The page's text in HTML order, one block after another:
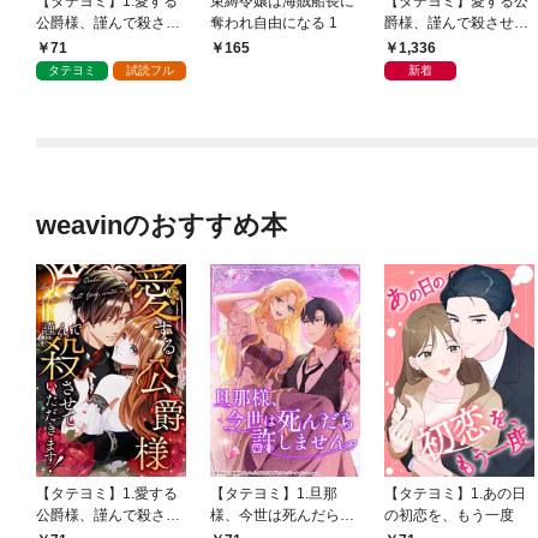
公爵様、謹んで殺させ
ていただきます！
71
タテヨミ 試読フル
奪われ自由になる 1
165
爵様、謹んで殺させて
いただきます！ 28～5
4巻セット
1,336
新着
weavinのおすすめ本
【タテヨミ】1.愛する
公爵様、謹んで殺させ
【タテヨミ】1.旦那
様、今世は死んだら許
【タテヨミ】1.あの日
の初恋を、もう一度